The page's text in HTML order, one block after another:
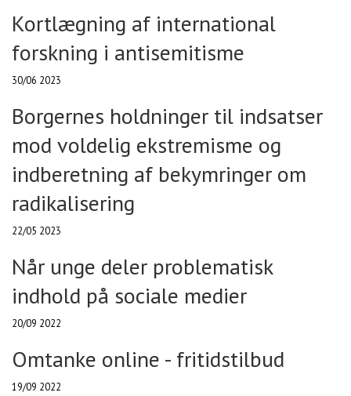
Kortlægning af international
forskning i antisemitisme
30/06 2023
Borgernes holdninger til indsatser
mod voldelig ekstremisme og
indberetning af bekymringer om
radikalisering
22/05 2023
Når unge deler problematisk
indhold på sociale medier
20/09 2022
Omtanke online - fritidstilbud
19/09 2022